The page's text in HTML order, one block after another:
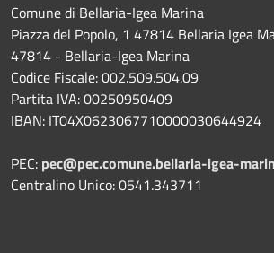
Comune di Bellaria-Igea Marina
Piazza del Popolo, 1 47814 Bellaria Igea
47814 - Bellaria-Igea Marina
Codice Fiscale: 002.509.504.09
Partita IVA: 00250950409
IBAN: IT04X0623067710000030644924
PEC: pec@pec.comune.bellaria-igea-
Centralino Unico: 0541.343711